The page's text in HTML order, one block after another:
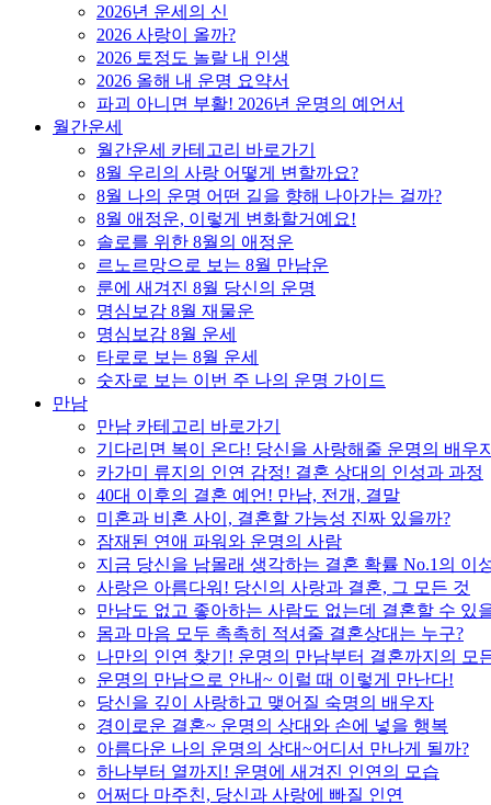
2026년 운세의 신
2026 사랑이 올까?
2026 토정도 놀랄 내 인생
2026 올해 내 운명 요약서
파괴 아니면 부활! 2026년 운명의 예언서
월간운세
월간운세 카테고리 바로가기
8월 우리의 사랑 어떻게 변할까요?
8월 나의 운명 어떤 길을 향해 나아가는 걸까?
8월 애정운, 이렇게 변화할거예요!
솔로를 위한 8월의 애정운
르노르망으로 보는 8월 만남운
룬에 새겨진 8월 당신의 운명
명심보감 8월 재물운
명심보감 8월 운세
타로로 보는 8월 운세
숫자로 보는 이번 주 나의 운명 가이드
만남
만남 카테고리 바로가기
기다리면 복이 온다! 당신을 사랑해줄 운명의 배우
카가미 류지의 인연 감정! 결혼 상대의 인성과 과정
40대 이후의 결혼 예언! 만남, 전개, 결말
미혼과 비혼 사이, 결혼할 가능성 진짜 있을까?
잠재된 연애 파워와 운명의 사람
지금 당신을 남몰래 생각하는 결혼 확률 No.1의 이
사랑은 아름다워! 당신의 사랑과 결혼, 그 모든 것
만남도 없고 좋아하는 사람도 없는데 결혼할 수 있
몸과 마음 모두 촉촉히 적셔줄 결혼상대는 누구?
나만의 인연 찾기! 운명의 만남부터 결혼까지의 모
운명의 만남으로 안내~ 이럴 때 이렇게 만난다!
당신을 깊이 사랑하고 맺어질 숙명의 배우자
경이로운 결혼~ 운명의 상대와 손에 넣을 행복
아름다운 나의 운명의 상대~어디서 만나게 될까?
하나부터 열까지! 운명에 새겨진 인연의 모습
어쩌다 마주친, 당신과 사랑에 빠질 인연